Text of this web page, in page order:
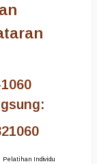
Individu